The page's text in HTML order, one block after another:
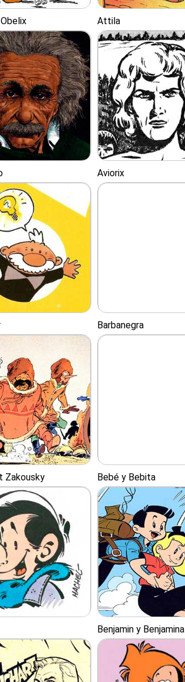
Attila
Aviorix
Barbanegra
Zakousky Bebé y Bebita
Benjamin y Benjamina